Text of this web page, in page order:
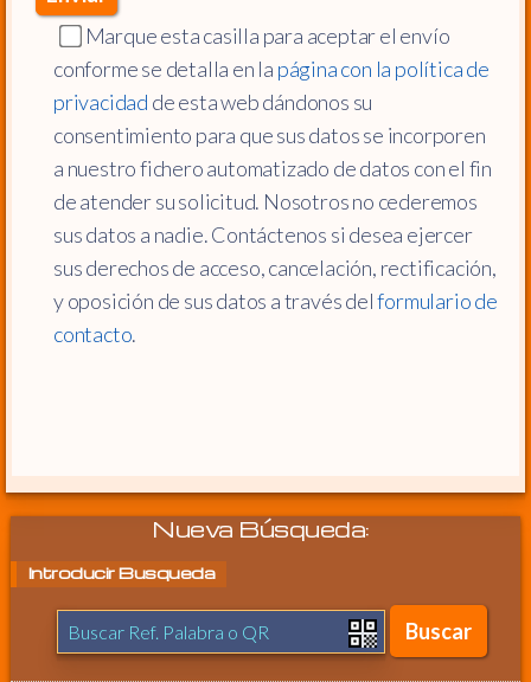
Marque esta casilla para aceptar el envío
conforme se detalla en la página con la política de
privacidad de esta web dándonos su
consentimiento para que sus datos se incorporen
a nuestro fichero automatizado de datos con el fin
de atender su solicitud. Nosotros no cederemos
sus datos a nadie. Contáctenos si desea ejercer
sus derechos de acceso, cancelación, rectificación,
y oposición de sus datos a través delformulario de
contacto.
Nueva Búsqueda:
Introducir Busqueda